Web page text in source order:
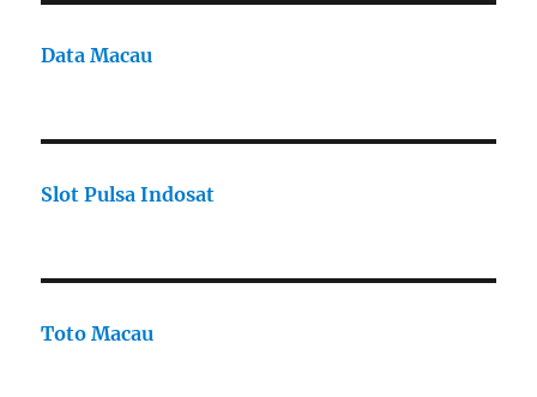
Data Macau
Slot Pulsa Indosat
Toto Macau